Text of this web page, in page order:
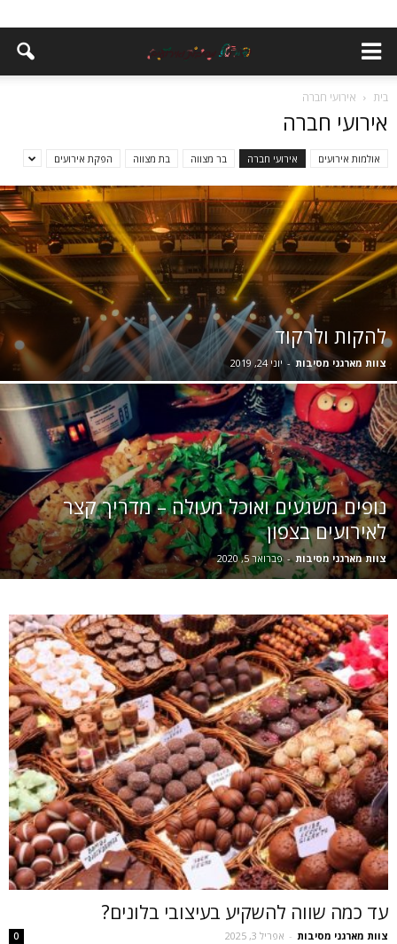
בית אירועי חברה
אירועי חברה
אולמות אירועים אירועי חברה בר מצווה בת מצווה הפקת אירועים
להקות ולרקוד
צוות מארגני מסיבות - יוני 24, 2019
נופים משגעים ואוכל מעולה – מדריך קצר
לאירועים בצפון
צוות מארגני מסיבות - פברואר 5, 2020
עד כמה שווה להשקיע בעיצובי בלונים?
צוות מארגני מסיבות - אפריל 3, 2025 0